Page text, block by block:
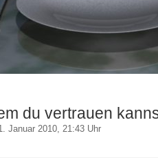
du vertrauen
Januar 2010, 21:43 Uhr